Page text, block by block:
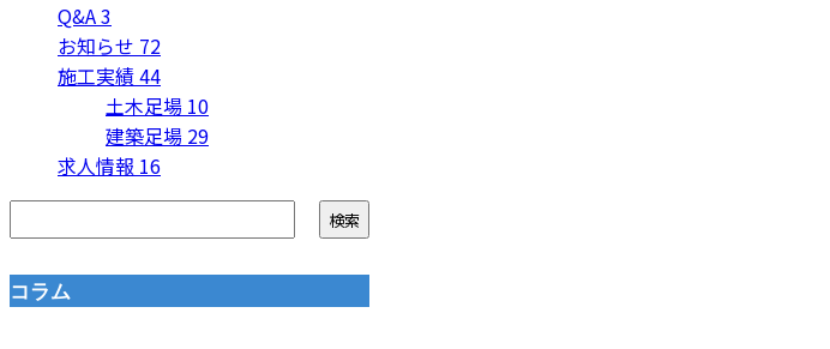
Q&A3
お知らせ 72
施工実績44
土木足場 10
建築足場 29
求人情報 16
コラム